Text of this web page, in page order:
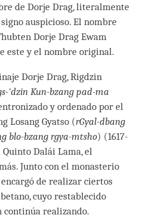
de Dorje Drag, literalmente
auspicioso. El nombre
Dorje Drag Ewam
este y el nombre original.
Dorje Drag, Rigdzin
'dzin Kun-bzang pad-ma
y ordenado por el
Losang Gyatso (rGyal-dbang
blo-bzang rgya-mtsho) (1617-
Dalái Lama, el
Junto con el monasterio
de realizar ciertos
cuyo restablecido
realizando.